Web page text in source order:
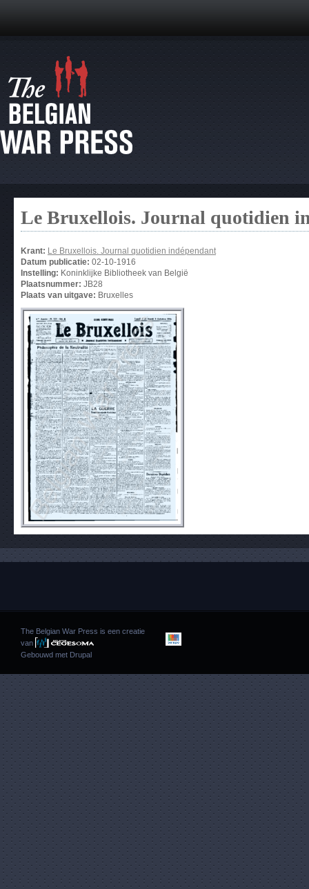
Le Bruxellois. Journal quotidien
Krant: Le Bruxellois. Journal quotidien indépendant
Datum publicatie: 02-10-1916
Instelling: Koninklijke Bibliotheek van België
Plaatsnummer: JB28
Plaats van uitgave: Bruxelles
The Belgian War Press is een creatie
van
Gebouwd met Drupal